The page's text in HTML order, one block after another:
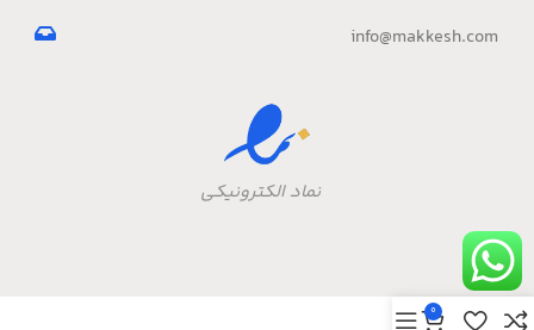
info@makkesh.com
نماد الکترونیکی
0